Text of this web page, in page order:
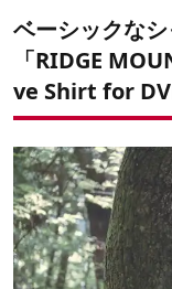
ベーシックな
「RIDGE
ve Shirt for